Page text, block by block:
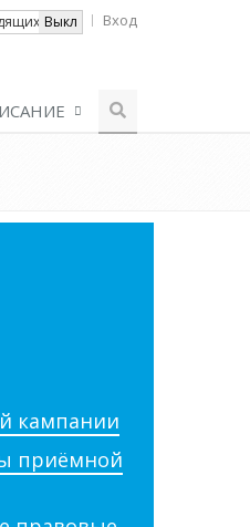
Выкл Вход
кампании
приёмной